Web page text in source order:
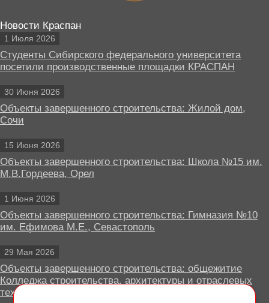
Новости Краспан
1 Июля 2026
Студенты Сибирского федерального университета
посетили производственные площадки КРАСПАН
30 Июня 2026
Объекты завершенного строительства: Жилой дом,
Сочи
15 Июня 2026
Объекты завершенного строительства: Школа №15 им.
М.В.Гордеева, Орел
1 Июня 2026
Объекты завершенного строительства: Гимназия №10
им. Ефимова М.Е., Севастополь
29 Мая 2026
Объекты завершенного строительства: общежитие
Колледжа строительства, архитектуры и отраслевых
технологий, Липецк